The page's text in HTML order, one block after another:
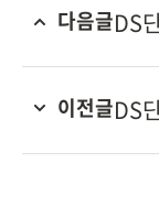
다음글
이전글